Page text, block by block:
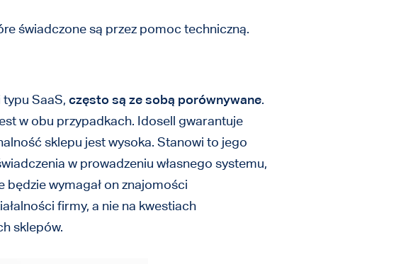
świadczone są przez pomoc techniczną.
SaaS, często są ze sobą porównywane.
w obu przypadkach. Idosell gwarantuje
sklepu jest wysoka. Stanowi to jego
w prowadzeniu własnego systemu,
będzie wymagał on znajomości
firmy, a nie na kwestiach
sklepów.